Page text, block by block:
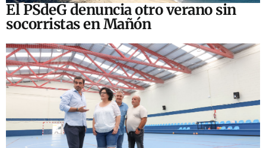
El PSdeG denuncia otro verano sin
socorristas en Mañón